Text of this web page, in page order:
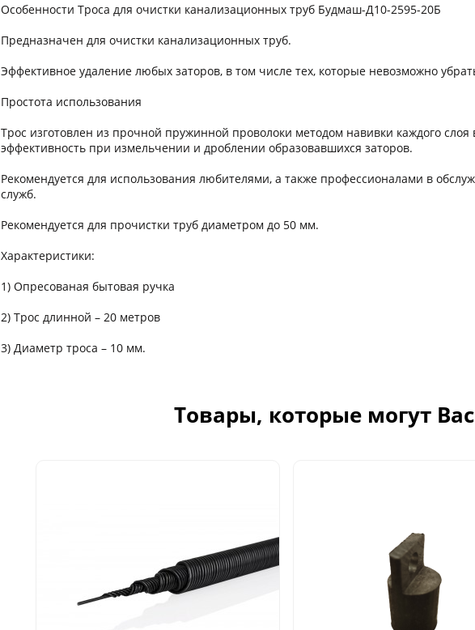
Особенности Троса для очистки канализационных труб Будмаш-Д10-2595-20Б
Предназначен для очистки канализационных труб.
Эффективное удаление любых заторов, в том числе тех, которые невозможно
Простота использования
Трос изготовлен из прочной пружинной проволоки методом навивки каждого
эффективность при измельчении и дроблении образовавшихся заторов.
Рекомендуется для использования любителями, а также профессионалами в
служб.
Рекомендуется для прочистки труб диаметром до 50 мм.
Характеристики:
1) Опресованая бытовая ручка
2) Трос длинной – 20 метров
3) Диаметр троса – 10 мм.
Товары, которые могут